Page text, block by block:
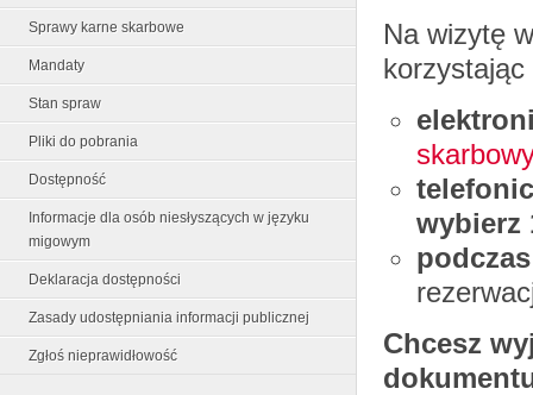
Sprawy karne skarbowe
Mandaty
Stan spraw
Pliki do pobrania
Dostępność
Informacje dla osób niesłyszących w języku
migowym
Deklaracja dostępności
Zasady udostępniania informacji publicznej
Zgłoś nieprawidłowość
Na wizytę
wybierz
Chcesz